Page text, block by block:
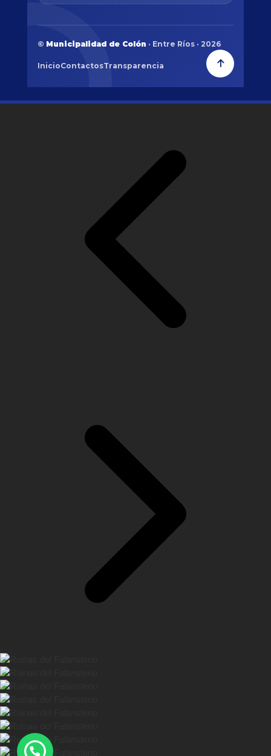
© Municipalidad de Colón · Entre Ríos · 2026
InicioContactosTransparencia